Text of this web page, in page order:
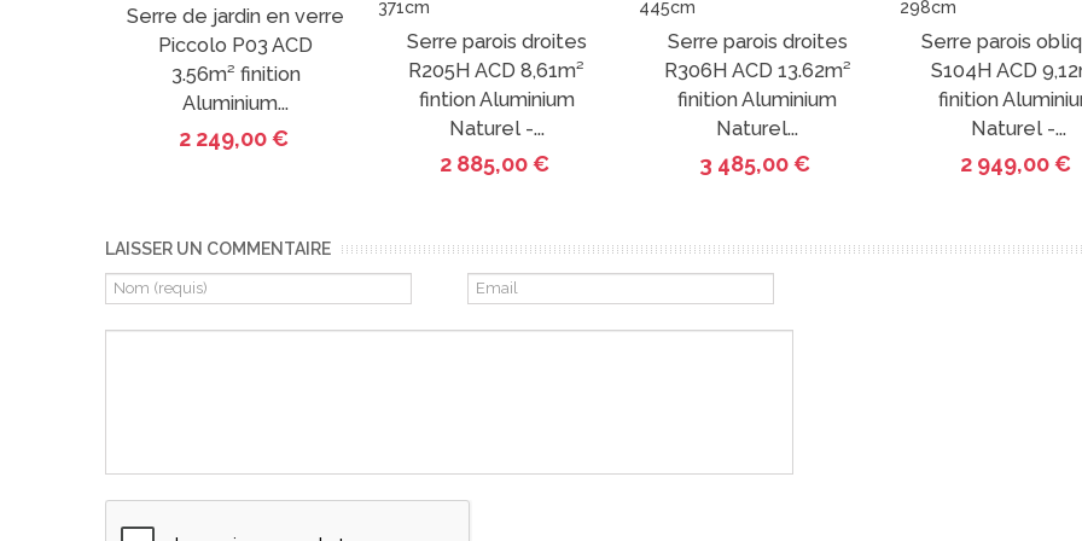
Serre de jardin en verre
Piccolo P03 ACD
3.56m² finition
Aluminium...
2 249,00 €
Serre parois droites
R205H ACD 8,61m²
fintion Aluminium
Naturel -...
2 885,00 €
Serre parois droites
R306H ACD 13.62m²
finition Aluminium
Naturel...
3 485,00 €
Serre parois
S104H ACD
finition
Naturel -...
2 949,00 €
LAISSER UN COMMENTAIRE